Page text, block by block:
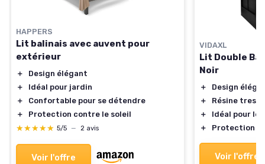
HAPPERS
Lit balinais avec auvent pour
extérieur
＋
Design élégant
＋
Idéal pour jardin
＋
Confortable pour se détendre
＋
Protection contre le soleil
★★★★★
★★★★★ 5/5 — 2 avis
Voir l'offre
VIDAXL
Lit Double
Noir
＋
Design
＋
Résine
＋
Idéal pour le
＋
Protection
Voir l'offre